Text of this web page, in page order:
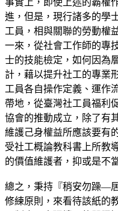
進，但是，現行諸多的學
工員，相與關聯的勞動權
一來，從社會工作師的專
士的技能檢定，如何因為
計，藉以提升社工的專業
工員各自操作定義、運作
帶地，從臺灣社工員福利
協會的推動成立，除了有
維護己身權益所應該要有
受社工概論教科書上所教
的價值維護者，抑或是不
總之，秉持『稍安勿躁—
修練原則，來看待該紙的